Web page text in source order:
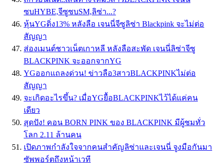
ซบHYBE,จีซูซบSM,ลิซ่า...?
หุ้นYGดิ่ง13% หลังลือ เจนนี่จีซูลิซ่า Blackpink จะไม่ต่อ
สัญญา
ส่องเมนต์ชาวเน็ตเกาหลี หลังลือสะพัด เจนนี่ลิซ่าจีซู
BLACKPINK จะออกจากYG
YGออกแถลงด่วน! ข่าวลือ3สาวBLACKPINKไม่ต่อ
สัญญา
จะเกิดอะไรขึ้น? เมื่อYGยื้อBLACKPINKไว้ได้แค่คน
เดียว
สุดปัง! คอน BORN PINK ของ BLACKPINK มีผู้ชมทั่ว
โลก 2.11 ล้านคน
เปิดภาพกำลังใจจากคนสำคัญลิซ่าและเจนนี่ จูงมือกันมา
ซัพพอร์ตถึงหน้าเวที